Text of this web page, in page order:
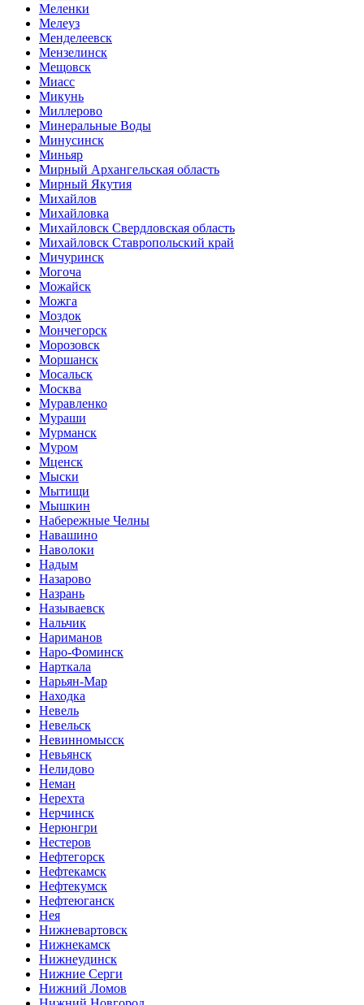
Меленки
Мелеуз
Менделеевск
Мензелинск
Мещовск
Миасс
Микунь
Миллерово
Минеральные Воды
Минусинск
Миньяр
Мирный Архангельская область
Мирный Якутия
Михайлов
Михайловка
Михайловск Свердловская область
Михайловск Ставропольский край
Мичуринск
Могоча
Можайск
Можга
Моздок
Мончегорск
Морозовск
Моршанск
Мосальск
Москва
Муравленко
Мураши
Мурманск
Муром
Мценск
Мыски
Мытищи
Мышкин
Набережные Челны
Навашино
Наволоки
Надым
Назарово
Назрань
Называевск
Нальчик
Нариманов
Наро-Фоминск
Нарткала
Нарьян-Мар
Находка
Невель
Невельск
Невинномысск
Невьянск
Нелидово
Неман
Нерехта
Нерчинск
Нерюнгри
Нестеров
Нефтегорск
Нефтекамск
Нефтекумск
Нефтеюганск
Нея
Нижневартовск
Нижнекамск
Нижнеудинск
Нижние Серги
Нижний Ломов